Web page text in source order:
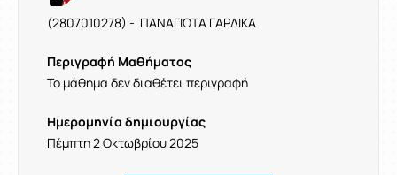
(2807010278) - ΠΑΝΑΓΙΩΤΑ ΓΑΡΔΙΚΑ
Περιγραφή Μαθήματος
Το μάθημα δεν διαθέτει περιγραφή
Ημερομηνία δημιουργίας
Πέμπτη 2 Οκτωβρίου 2025